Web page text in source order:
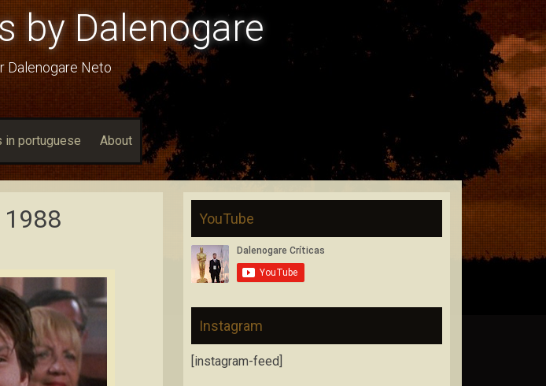
by Dalenogare
Dalenogare Neto
in portuguese About
YouTube
Instagram
[instagram-feed]